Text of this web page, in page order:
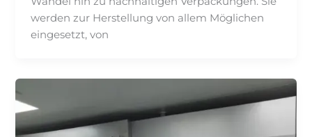
werden zur Herstellung von allem Möglichen
eingesetzt, von